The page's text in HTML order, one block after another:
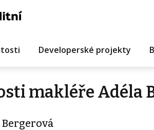
Developerské projekty
makléře Adéla